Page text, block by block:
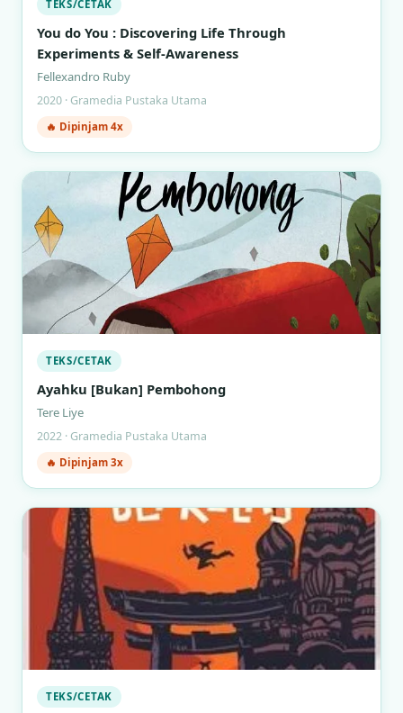
TEKS/CETAK
You do You : Discovering Life Through
Experiments & Self-Awareness
Fellexandro Ruby
2020 · Gramedia Pustaka Utama
🔥 Dipinjam 4x
TEKS/CETAK
Ayahku [Bukan] Pembohong
Tere Liye
2022 · Gramedia Pustaka Utama
🔥 Dipinjam 3x
TEKS/CETAK